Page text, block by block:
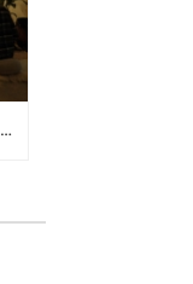
KIRTAN VRIJDAG 3 APRIL ~ MANTRAZINGEN MET DIEDERICK IN LEEUWARDEN